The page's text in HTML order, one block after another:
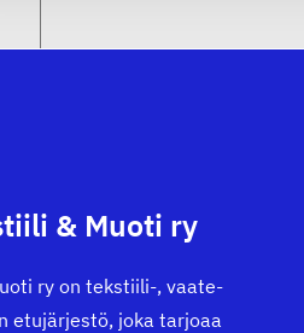
& Muoti ry
ry on tekstiili-, vaate-
etujärjestö, joka tarjoaa